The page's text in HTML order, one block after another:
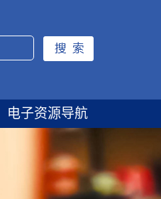
电子资源导航